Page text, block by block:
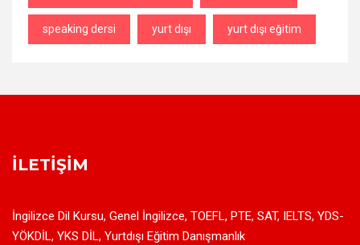
speaking dersi yurt dışı yurt dışı eğitim
İLETIŞIM
İngilizce Dil Kursu, Genel İngilizce, TOEFL, PTE, SAT, IELTS, YDS-
YÖKDİL, YKS DİL, Yurtdışı Eğitim Danışmanlık